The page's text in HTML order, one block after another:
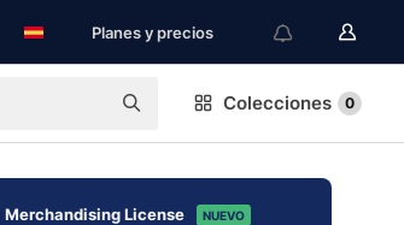
Planes y precios
Colecciones 0
Merchandising License NUEVO